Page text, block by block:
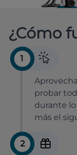
¿Cómo
1
probar
durante
más el
2